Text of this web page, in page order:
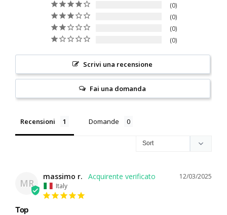
0
0
0
0
Scrivi una recensione
Fai una domanda
Recensioni Domande
MR
12/03/2025
massimo r.
Italy
Top